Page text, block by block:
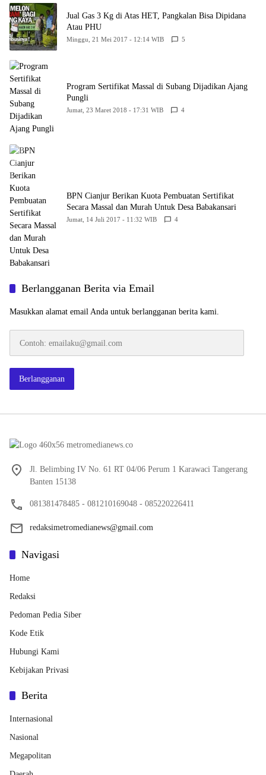
Jual Gas 3 Kg di Atas HET, Pangkalan Bisa Dipidana
Atau PHU
Minggu, 21 Mei 2017 - 12:14 WIB 5
Program Sertifikat Massal di Subang Dijadikan Ajang
Pungli
Jumat, 23 Maret 2018 - 17:31 WIB 4
BPN Cianjur Berikan Kuota Pembuatan Sertifikat
Secara Massal dan Murah Untuk Desa Babakansari
Jumat, 14 Juli 2017 - 11:32 WIB 4
Berlangganan Berita via Email
Masukkan alamat email Anda untuk berlangganan berita kami.
emailaku@gmail.com
Berlangganan
Jl. Belimbing IV No. 61 RT 04/06 Perum 1 Karawaci Tangerang
Banten 15138
081381478485 - 081210169048 - 085220226411
redaksimetromedianews@gmail.com
Navigasi
Home
Redaksi
Pedoman Pedia Siber
Kode Etik
Hubungi Kami
Kebijakan Privasi
Berita
Internasional
Nasional
Megapolitan